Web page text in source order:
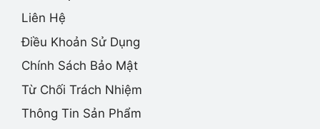
Liên Hệ
Điều Khoản Sử Dụng
Chính Sách Bảo Mật
Từ Chối Trách Nhiệm
Thông Tin Sản Phẩm